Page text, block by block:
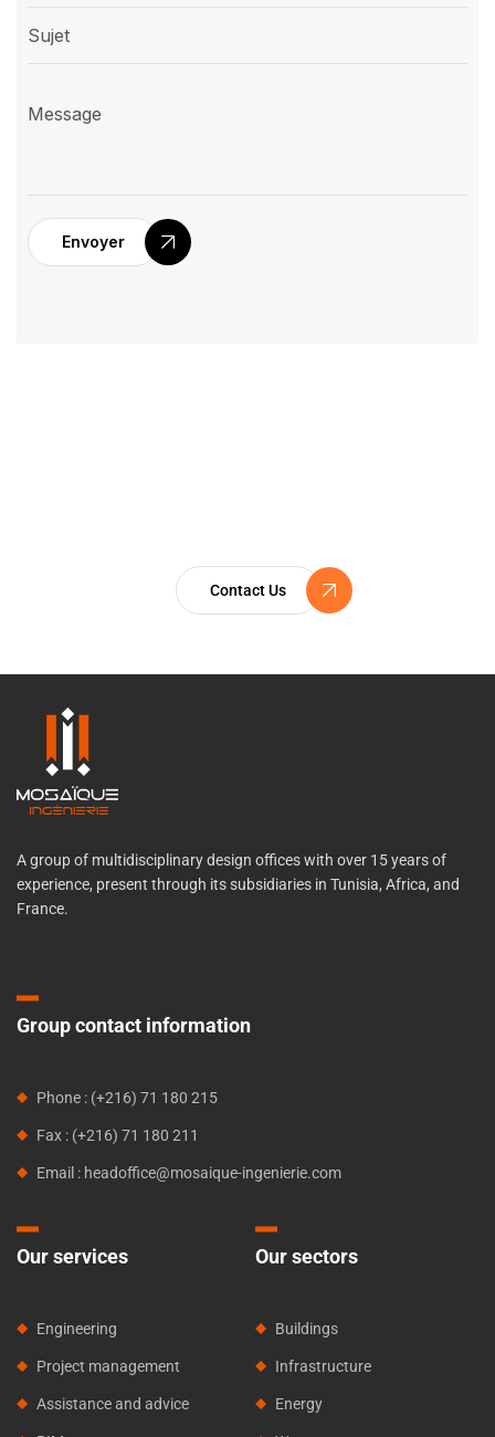
Envoyer
Contact Us
A group of multidisciplinary design offices with over 15 years of
experience, present through its subsidiaries in Tunisia, Africa, and
France.
Our services
Engineering
Project management
Assistance and advice
Our sectors
Buildings
Infrastructure
Energy
Group contact information
Phone : (+216) 71 180 215
Fax : (+216) 71 180 211
Email : headoffice@mosaique-ingenierie.com